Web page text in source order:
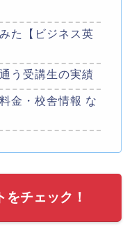
た【ビジネス英
う受講生の実績
金・校舎情報 な
チェック！